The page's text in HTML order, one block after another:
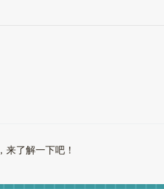
了解一下吧！